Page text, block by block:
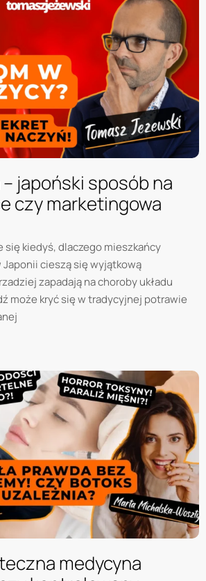
japoński sposób na
czy marketingowa
się kiedyś, dlaczego mieszkańcy
cieszą się wyjątkową
zapadają na choroby układu
może kryć się w tradycyjnej potrawie
medycyna